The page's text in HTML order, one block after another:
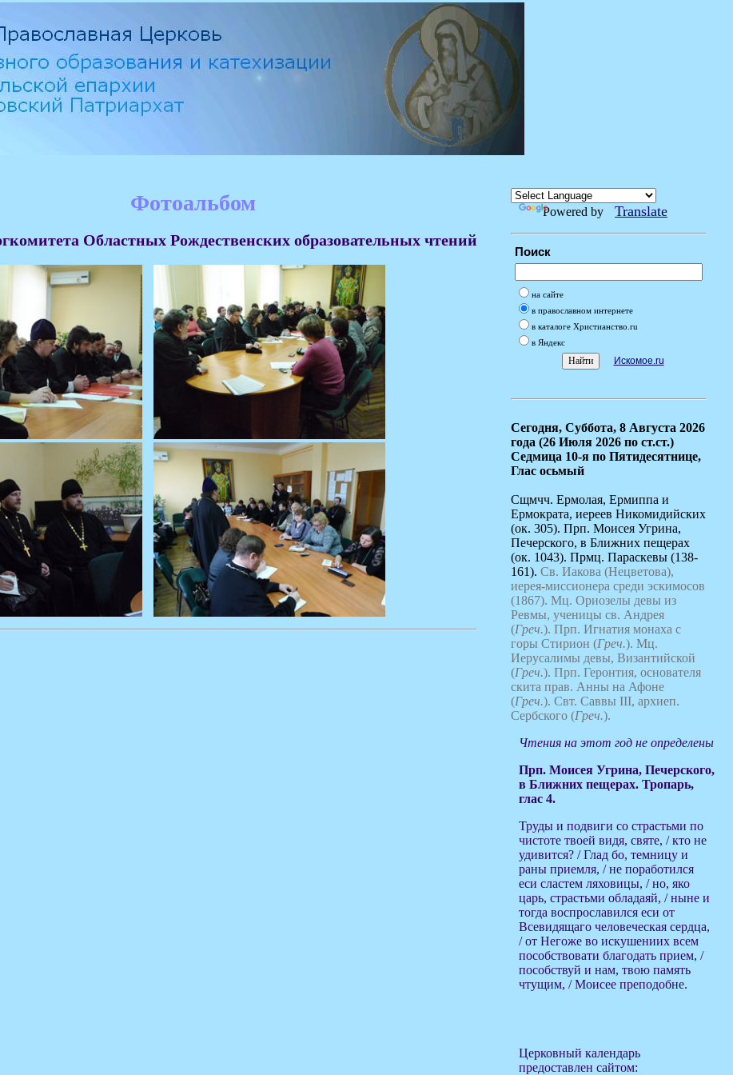
Фотоальбом
Областных Рождественских образовательных чтений
Powered by Translate
Поиск
на сайте
в православном интернете
в каталоге Христианство.ru
в Яндекс
Искомое.ru
Сегодня, Суббота, 8 Августа 2026
года (26 Июля 2026 по ст.ст.)
Седмица 10-я по Пятидесятнице,
Глас осьмый
Сщмчч. Ермолая, Ермиппа и
Ермократа, иереев Никомидийских
(ок. 305). Прп. Моисея Угрина,
Печерского, в Ближних пещерах
(ок. 1043). Прмц. Параскевы (138-
161). Св. Иакова (Нецветова),
иерея-миссионера среди эскимосов
(1867). Мц. Ориозелы девы из
Ревмы, ученицы св. Андрея
(Греч.). Прп. Игнатия монаха с
горы Стирион (Греч.). Мц.
Иерусалимы девы, Византийской
(Греч.). Прп. Геронтия, основателя
скита прав. Анны на Афоне
(Греч.). Свт. Саввы III, архиеп.
Сербского (Греч.).
Чтения на этот год не определены
Прп. Моисея Угрина, Печерского,
в Ближних пещерах. Тропарь,
глас 4.
Труды и подвиги со страстьми по
чистоте твоей видя, святе, / кто не
удивится? / Глад бо, темницу и
раны приемля, / не поработился
еси сластем ляховицы, / но, яко
царь, страстьми обладаяй, / ныне и
тогда воспрославился еси от
Всевидящаго человеческая сердца,
/ от Негоже во искушениих всем
пособствовати благодать прием, /
пособствуй и нам, твою память
чтущим, / Моисее преподобне.
Церковный календарь
предоставлен сайтом: